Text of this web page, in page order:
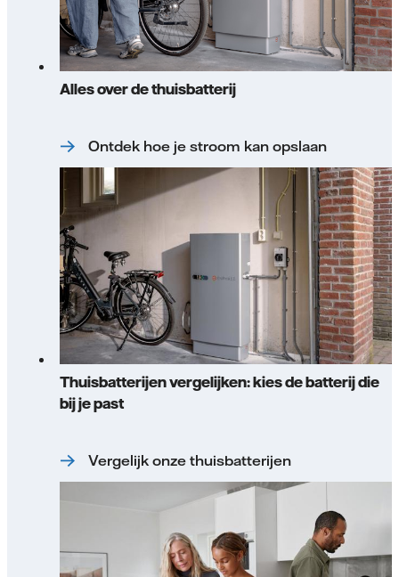
Alles over de thuisbatterij
Ontdek hoe je stroom kan opslaan
Thuisbatterijen vergelijken: kies de batterij die
bij je past
Vergelijk onze thuisbatterijen